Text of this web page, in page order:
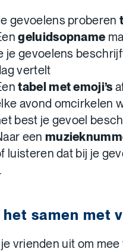
gevoelens proberen
geluidsopname
je gevoelens
vertelt
tabel met emoji’s
avond omcirkelen
best je gevoel
een
luisteren dat bij je
het samen met
vrienden uit om mee